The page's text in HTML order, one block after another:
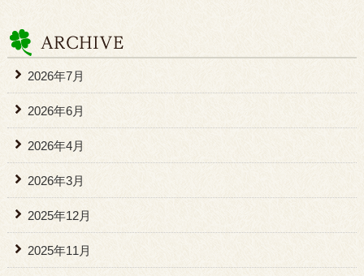
2026年7月
2026年6月
2026年4月
2026年3月
2025年12月
2025年11月